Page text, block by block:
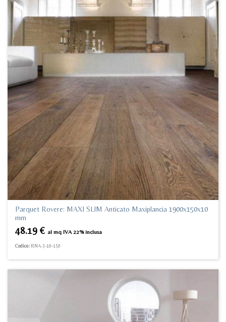
Parquet Rovere: MAXI SLIM Anticato Maxiplancia 1900x150x10
mm
48.19 € al mq IVA 22% inclusa
Codice: RNA-3-10-150